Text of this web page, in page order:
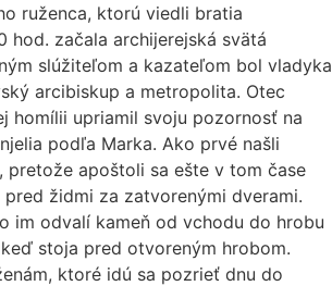
ruženca, ktorú viedli bratia
hod. začala archijerejská svätá
slúžiteľom a kazateľom bol vladyka
arcibiskup a metropolita. Otec
homílii upriamil svoju pozornosť na
podľa Marka. Ako prvé našli
pretože apoštoli sa ešte v tom čase
židmi za zatvorenými dverami.
im odvalí kameň od vchodu do hrobu
stoja pred otvoreným hrobom.
ktoré idú sa pozrieť dnu do